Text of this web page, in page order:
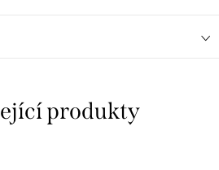
produkty